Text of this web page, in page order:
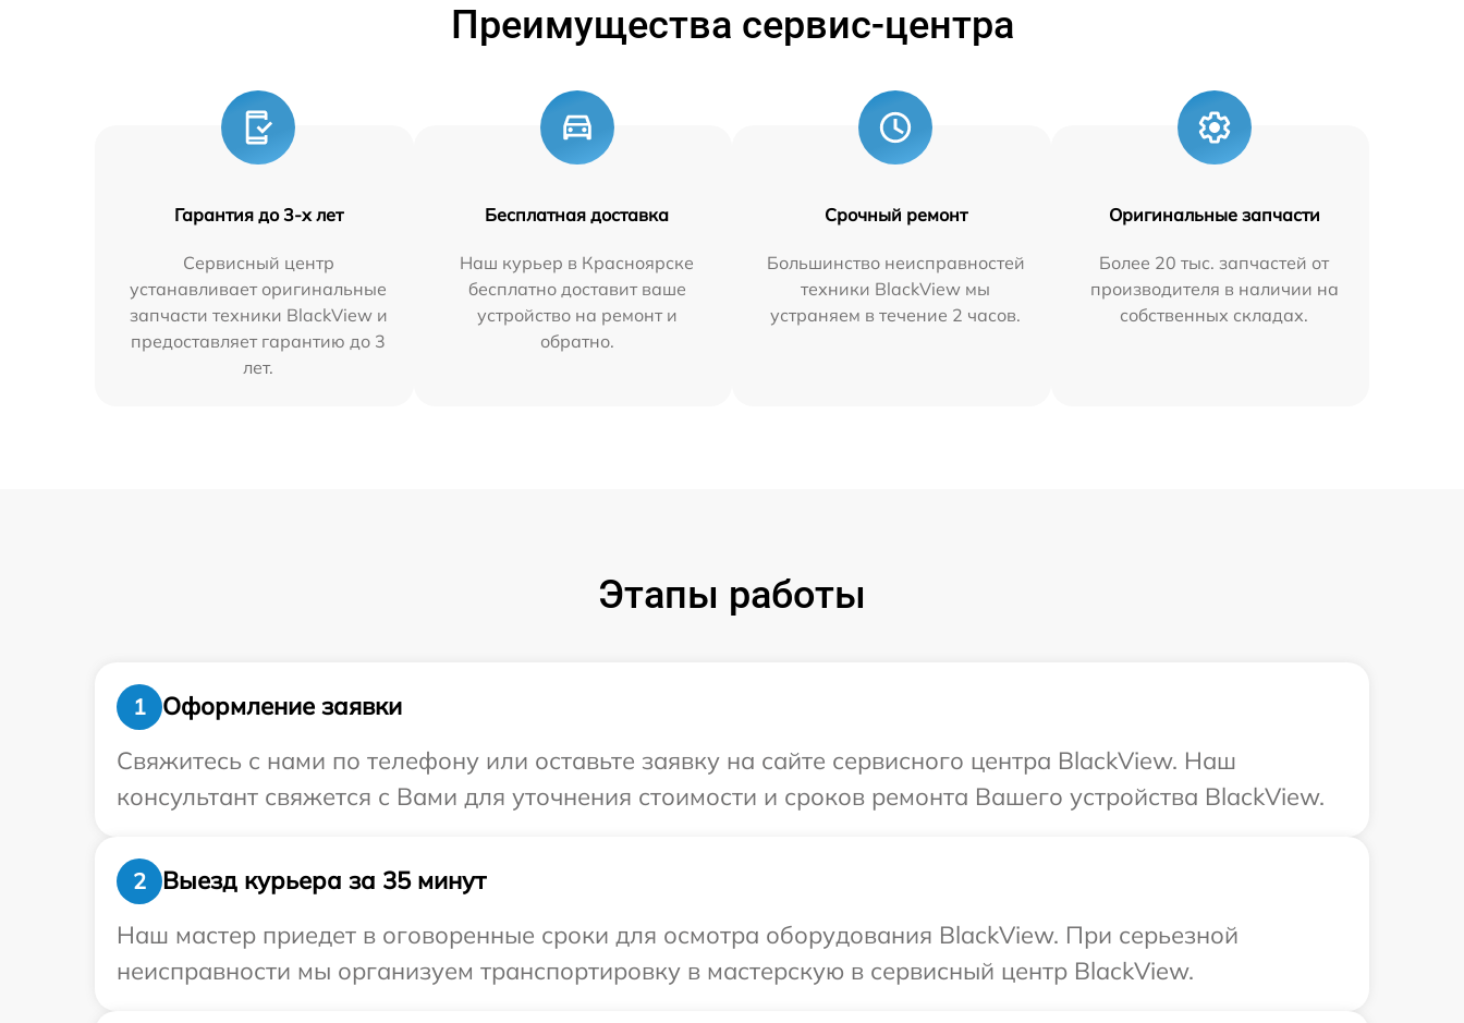
Преимущества сервис-центра
Гарантия до 3-х лет
Сервисный центр
устанавливает оригинальные
запчасти техники BlackView и
предоставляет гарантию до 3
лет.
Бесплатная доставка
Наш курьер в Красноярске
бесплатно доставит ваше
устройство на ремонт и
обратно.
Срочный ремонт
Большинство неисправностей
техники BlackView мы
устраняем в течение 2 часов.
Оригинальные запчасти
Более 20 тыс. запчастей от
производителя в наличии на
собственных складах.
Этапы работы
1
Оформление заявки
Свяжитесь с нами по телефону или оставьте заявку на сайте сервисного центра BlackView. Наш
консультант свяжется с Вами для уточнения стоимости и сроков ремонта Вашего устройства BlackView.
2
Выезд курьера за 35 минут
Наш мастер приедет в оговоренные сроки для осмотра оборудования BlackView. При серьезной
неисправности мы организуем транспортировку в мастерскую в сервисный центр BlackView.